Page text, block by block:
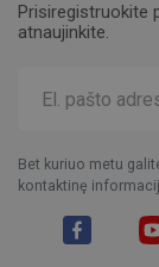
Prisiregistruokite
atnaujinkite.
Bet kuriuo metu
kontaktinę